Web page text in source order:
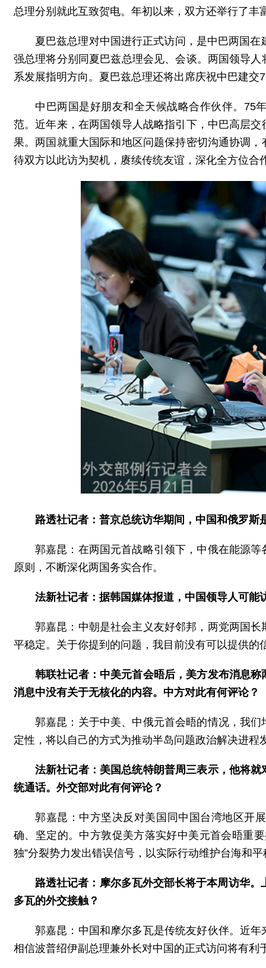
总理分别就此互致贺电。年初以来，双方还举行了丰
夏巴兹总理对中国进行正式访问，是中巴两国
强总理将分别同夏巴兹总理会见、会谈。两国领导
系发展指明方向。夏巴兹总理还将出席庆祝中巴建交
中巴两国是好朋友和全天候战略合作伙伴。75
范。近年来，在两国领导人战略指引下，中巴高层
果。两国就重大国际和地区问题保持密切沟通协调
待双方以此访为契机，赓续传统友谊，深化全方位
路透社记者：普京总统访华期间，中国和俄罗
郭嘉昆：在两国元首战略引领下，中俄在能源
原则，不断深化两国务实合作。
法新社记者：据韩国媒体报道，中国领导人可
郭嘉昆：中朝是社会主义友好邻邦，两党两国
平稳定。关于你提到的问题，我目前没有可以提供的
韩联社记者：中美元首会晤后，美方发布消息
消息中没有关于无核化的内容。中方对此有何评论？
郭嘉昆：关于中美、中俄元首会晤的情况，我
定性，将以自己的方式为推动半岛问题政治解决进程
法新社记者：美国总统特朗普周三表示，他将
统通话。外交部对此有何评论？
郭嘉昆：中方坚决反对美国同中国台湾地区开
确、坚定的。中方敦促美方落实好中美元首会晤重
独”分裂势力发出错误信号，以实际行动维护台海和
路透社记者：摩尔多瓦外交部长将于本周访华
多瓦的外交接触？
郭嘉昆：中国和摩尔多瓦是传统友好伙伴。近
相信波普绍伊副总理兼外长对中国的正式访问将有利